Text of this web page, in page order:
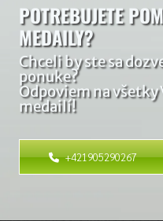
POTREBUJETE
MEDAILY?
Chceli by ste sa
ponuke?
Odpoviem na všetky
medailí!
+421905290267